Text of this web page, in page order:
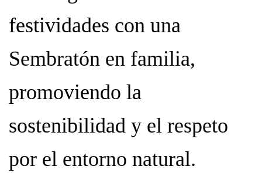
festividades con una
Sembratón en familia,
promoviendo la
sostenibilidad y el respeto
por el entorno natural.